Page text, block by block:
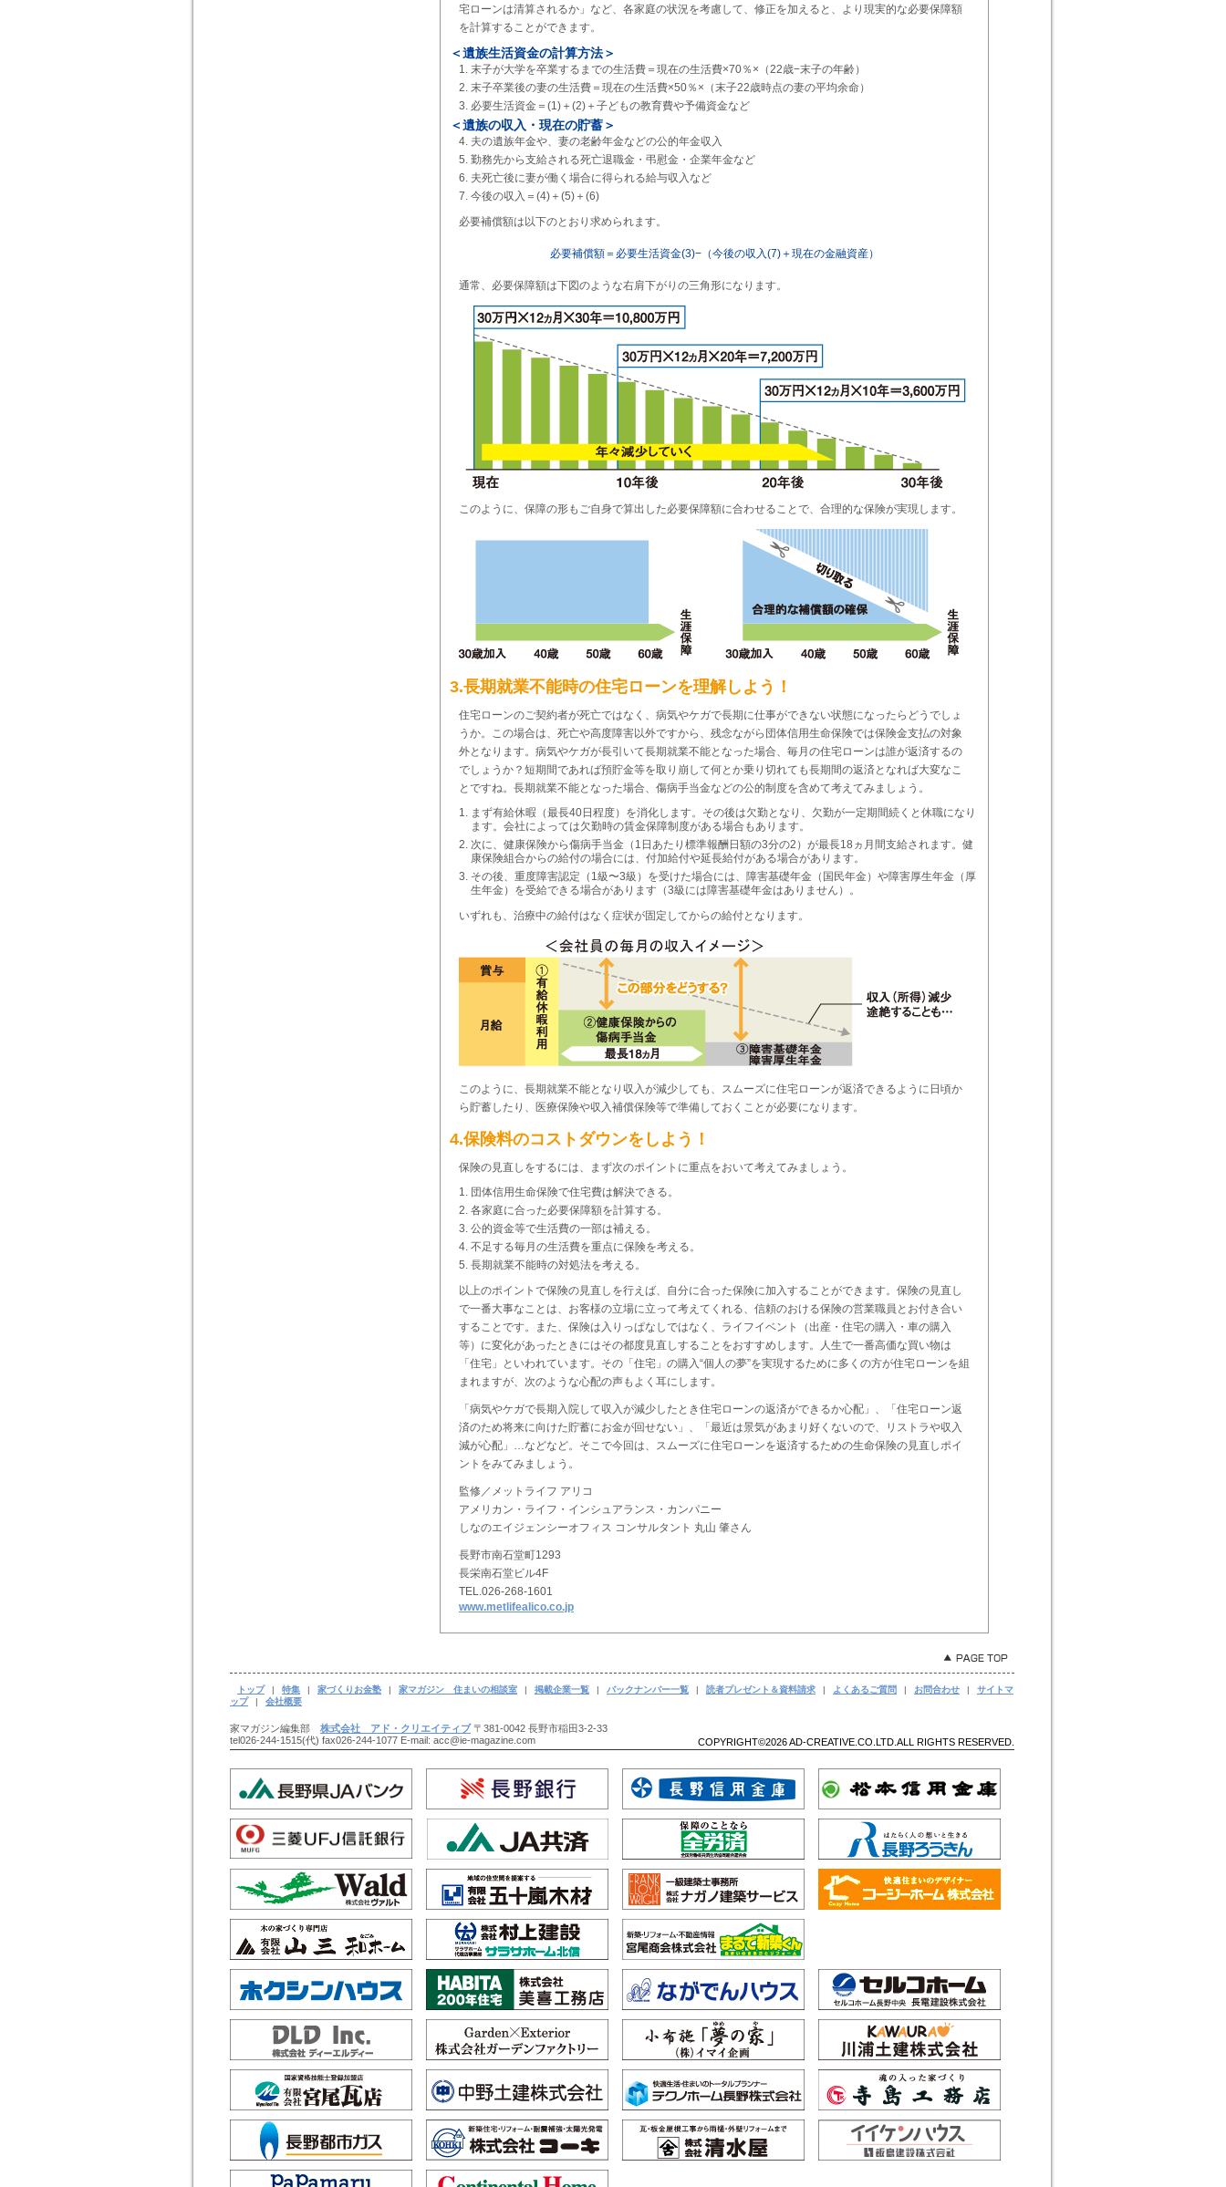
宅ローンは清算されるか」など、各家庭の状況を考慮して、修正を加えると、より現実的な必要保障額
を計算することができます。
＜遺族生活資金の計算方法＞
末子が大学を卒業するまでの生活費＝現在の生活費×70％×（22歳−末子の年齢）
末子卒業後の妻の生活費＝現在の生活費×50％×（末子22歳時点の妻の平均余命）
必要生活資金＝(1)＋(2)＋子どもの教育費や予備資金など
＜遺族の収入・現在の貯蓄＞
夫の遺族年金や、妻の老齢年金などの公的年金収入
勤務先から支給される死亡退職金・弔慰金・企業年金など
夫死亡後に妻が働く場合に得られる給与収入など
今後の収入＝(4)＋(5)＋(6)
必要補償額は以下のとおり求められます。
必要補償額＝必要生活資金(3)−（今後の収入(7)＋現在の金融資産）
通常、必要保障額は下図のような右肩下がりの三角形になります。
このように、保障の形もご自身で算出した必要保障額に合わせることで、合理的な保険が実現します。
3.長期就業不能時の住宅ローンを理解しよう！
住宅ローンのご契約者が死亡ではなく、病気やケガで長期に仕事ができない状態になったらどうでしょ
うか。この場合は、死亡や高度障害以外ですから、残念ながら団体信用生命保険では保険金支払の対象
外となります。病気やケガが長引いて長期就業不能となった場合、毎月の住宅ローンは誰が返済するの
でしょうか？短期間であれば預貯金等を取り崩して何とか乗り切れても長期間の返済となれば大変なこ
とですね。長期就業不能となった場合、傷病手当金などの公的制度を含めて考えてみましょう。
まず有給休暇（最長40日程度）を消化します。その後は欠勤となり、欠勤が一定期間続くと休職になり
ます。会社によっては欠勤時の賃金保障制度がある場合もあります。
次に、健康保険から傷病手当金（1日あたり標準報酬日額の3分の2）が最長18ヵ月間支給されます。健
康保険組合からの給付の場合には、付加給付や延長給付がある場合があります。
その後、重度障害認定（1級〜3級）を受けた場合には、障害基礎年金（国民年金）や障害厚生年金（厚
生年金）を受給できる場合があります（3級には障害基礎年金はありません）。
いずれも、治療中の給付はなく症状が固定してからの給付となります。
このように、長期就業不能となり収入が減少しても、スムーズに住宅ローンが返済できるように日頃か
ら貯蓄したり、医療保険や収入補償保険等で準備しておくことが必要になります。
4.保険料のコストダウンをしよう！
保険の見直しをするには、まず次のポイントに重点をおいて考えてみましょう。
団体信用生命保険で住宅費は解決できる。
各家庭に合った必要保障額を計算する。
公的資金等で生活費の一部は補える。
不足する毎月の生活費を重点に保険を考える。
長期就業不能時の対処法を考える。
以上のポイントで保険の見直しを行えば、自分に合った保険に加入することができます。保険の見直し
で一番大事なことは、お客様の立場に立って考えてくれる、信頼のおける保険の営業職員とお付き合い
することです。また、保険は入りっぱなしではなく、ライフイベント（出産・住宅の購入・車の購入
等）に変化があったときにはその都度見直しすることをおすすめします。人生で一番高価な買い物は
「住宅」といわれています。その「住宅」の購入“個人の夢”を実現するために多くの方が住宅ローンを組
まれますが、次のような心配の声もよく耳にします。
「病気やケガで長期入院して収入が減少したとき住宅ローンの返済ができるか心配」、「住宅ローン返
済のため将来に向けた貯蓄にお金が回せない」、「最近は景気があまり好くないので、リストラや収入
減が心配」…などなど。そこで今回は、スムーズに住宅ローンを返済するための生命保険の見直しポイ
ントをみてみましょう。
監修／メットライフ アリコ
アメリカン・ライフ・インシュアランス・カンパニー
しなのエイジェンシーオフィス コンサルタント 丸山 肇さん
長野市南石堂町1293
長栄南石堂ビル4F
TEL.026-268-1601
www.metlifealico.co.jp
トップ | 特集 | 家づくりお金塾 | 家マガジン 住まいの相談室 | 掲載企業一覧 | バックナンバー一覧 | 読者プレゼント＆資料請求 | よくあるご質問 | お問合わせ |
サイトマ
ップ
| 会社概要
家マガジン編集部 株式会社 アド・クリエイティブ〒381-0042 長野市稲田3-2-33
tel026-244-1515(代) fax026-244-1077 E-mail: acc@ie-magazine.com
COPYRIGHT©2026 AD-CREATIVE.CO.LTD.ALL RIGHTS RESERVED.